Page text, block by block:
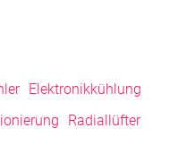
Elektronikkühlung
Radiallüfter